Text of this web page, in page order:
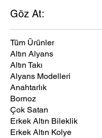
Göz At:
Tüm Ürünler
Altın Alyans
Altın Takı
Alyans Modelleri
Anahtarlık
Bornoz
Çok Satan
Erkek Altın Bileklik
Erkek Altın Kolye